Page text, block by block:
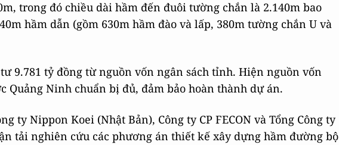
trong đó chiều dài hầm đến đuôi tường chắn là 2.140m bao
hầm dẫn (gồm 630m hầm đào và lấp, 380m tường chắn U và
9.781 tỷ đồng từ nguồn vốn ngân sách tỉnh. Hiện nguồn vốn
Quảng Ninh chuẩn bị đủ, đảm bảo hoàn thành dự án.
ty Nippon Koei (Nhật Bản), Công ty CP FECON và Tổng Công ty
tải nghiên cứu các phương án thiết kế xây dựng hầm đường bộ